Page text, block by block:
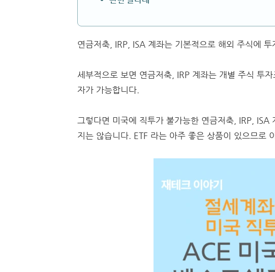
연금저축, IRP, ISA 계좌는 기본적으로 해외 주식에
세부적으로 보면 연금저축, IRP 계좌는 개별 주식 투
자가 가능합니다.
그렇다면 미국에 직투가 불가능한 연금저축, IRP, ISA
지는 않습니다. ETF 라는 아주 좋은 상품이 있으므로